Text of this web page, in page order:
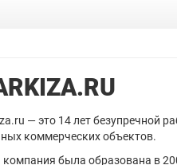
— это 14 лет безупречной
коммерческих объектов.
была образована в